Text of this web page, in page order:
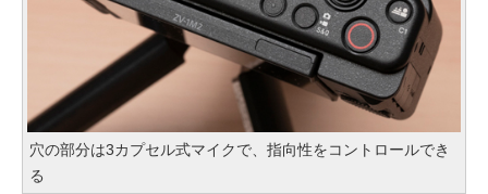
穴の部分は3カプセル式マイクで、指向性をコントロールでき
る